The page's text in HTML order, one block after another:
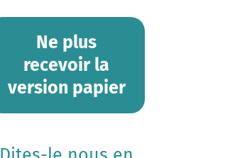
Ne plus
recevoir la
version papier